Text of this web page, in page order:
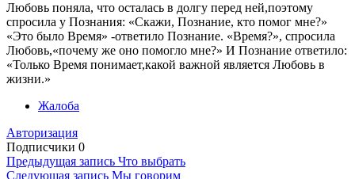
Любовь поняла, что осталась в долгу перед ней,поэтому
спросила у Познания: «Скажи, Познание, кто помог мне?»
«Это было Время» -ответило Познание. «Время?», спросила
Любовь,«почему же оно помогло мне?» И Познание ответило:
«Только Время понимает,какой важной является Любовь в
жизни.»
Жалоба
Авторизация
Подписчики 0
Предыдущая запись Что выбрать
Следующая запись Мы говорим